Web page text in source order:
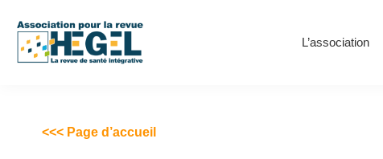
L’association
<<< Page d’accueil